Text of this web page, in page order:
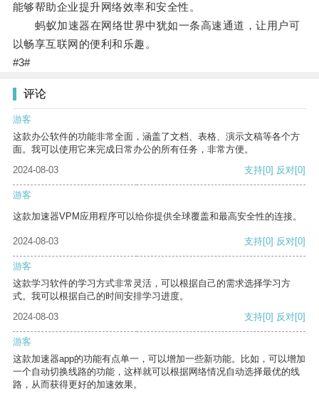
能够帮助企业提升网络效率和安全性。
蚂蚁加速器在网络世界中犹如一条高速通道，让用户可
以畅享互联网的便利和乐趣。
#3#
评论
游客
这款办公软件的功能非常全面，涵盖了文档、表格、演示文稿等各个方
面。我可以使用它来完成日常办公的所有任务，非常方便。
2024-08-03
支持[0] 反对[0]
游客
这款加速器VPM应用程序可以给你提供全球覆盖和最高安全性的连接。
2024-08-03 支持[0] 反对[0]
游客
这款学习软件的学习方式非常灵活，可以根据自己的需求选择学习方
式。我可以根据自己的时间安排学习进度。
2024-08-03
支持[0] 反对[0]
游客
这款加速器app的功能有点单一，可以增加一些新功能。比如，可以增加
一个自动切换线路的功能，这样就可以根据网络情况自动选择最优的线
路，从而获得更好的加速效果。